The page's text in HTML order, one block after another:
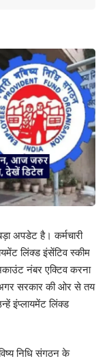
अपडेट है। कर्मचारी
लिंक्ड इंसेंटिव स्कीम
नंबर एक्टिव करना
सरकार की ओर से तय
इंप्लायमेंट लिंक्ड
निधि संगठन के